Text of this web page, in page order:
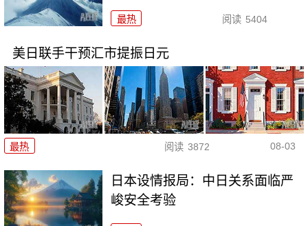
最热 阅读 5404
美日联手干预汇市提振日元
最热 阅读 3872 08-03
日本设情报局：中日关系面临严
峻安全考验